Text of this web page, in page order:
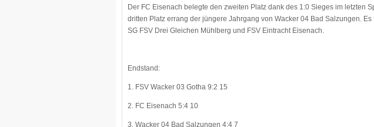
Der FC Eisenach belegte den zweiten Platz dank des 1:0 Sieges im letzten
dritten Platz errang der jüngere Jahrgang von Wacker 04 Bad Salzungen.
SG FSV Drei Gleichen Mühlberg und FSV Eintracht Eisenach.
Endstand:
1. FSV Wacker 03 Gotha 9:2 15
2. FC Eisenach 5:4 10
3. Wacker 04 Bad Salzungen 4:4 7